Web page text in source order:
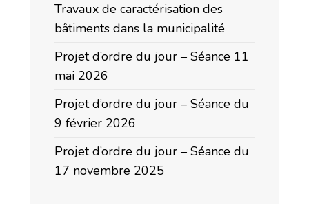
Travaux de caractérisation des
bâtiments dans la municipalité
Projet d’ordre du jour – Séance 11
mai 2026
Projet d’ordre du jour – Séance du
9 février 2026
Projet d’ordre du jour – Séance du
17 novembre 2025